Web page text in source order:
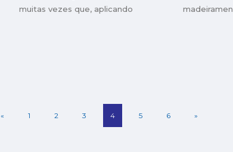
muitas vezes que, aplicando
« 1 2 3 4 5 6 »